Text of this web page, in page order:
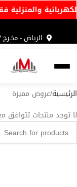
الرياض - مخـرج 17 - طريق المدينة المنورة - الصناعية القديمة
الرئيسيةعروض مميزة
لا توجد منتجات تتوافق